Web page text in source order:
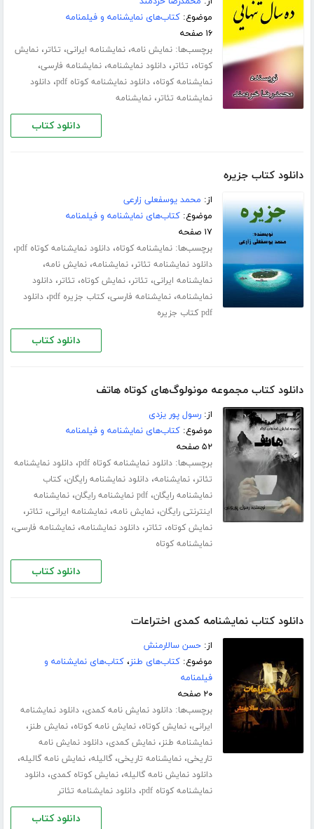
موضوع:کتاب‌های نمایشنامه و فیلمنامه
۱۶ صفحه
برچسب‌ها:نمایش نامه،نمایشنامه ایرانی، تئاتر،نمایش
کوتاه، تئاتر،دانلود نمایشنامه،نمایشنامه فارسی،
نمایشنامه کوتاه،دانلود نمایشنامه کوتاه pdf ،دانلود
نمایشنامه تئاتر،نمایشنامه
دانلود کتاب
دانلود کتاب جزیره
از: محمد یوسفعلی زارعی
موضوع:کتاب‌های نمایشنامه و فیلمنامه
۱۷ صفحه
برچسب‌ها:نمایشنامه کوتاه،دانلود نمایشنامه کوتاه pdf ،
دانلود نمایشنامه تئاتر،نمایشنامه،نمایش نامه،
نمایشنامه ایرانی، تئاتر،نمایش کوتاه، تئاتر،دانلود
نمایشنامه،نمایشنامه فارسی،کتاب جزیره pdf ،دانلود
pdf کتاب جزیره
دانلود کتاب
دانلود کتاب مجموعه مونولوگ‌های کوتاه هاتف
از:رسول پور یزدی
موضوع:کتاب‌های نمایشنامه و فیلمنامه
۵۲ صفحه
برچسب‌ها:دانلود نمایشنامه کوتاه pdf ،دانلود نمایشنامه
تئاتر،نمایشنامه،دانلود نمایشنامه رایگان،کتاب
نمایشنامه رایگان،pdf نمایشنامه رایگان ،نمایشنامه
اینترنتی رایگان،نمایش نامه،نمایشنامه ایرانی، تئاتر،
نمایش کوتاه، تئاتر،دانلود نمایشنامه،نمایشنامه فارسی،
نمایشنامه کوتاه
دانلود کتاب
دانلود کتاب نمایشنامه کمدی اختراعات
از:حسن سالارمنش
موضوع:کتاب‌های طنز،کتاب‌های نمایشنامه و
فیلمنامه
۲۰ صفحه
برچسب‌ها:دانلود نمایش نامه کمدی،دانلود نمایشنامه
ایرانی،نمایش کوتاه،نمایش نامه کوتاه،نمایش طنز،
نمایشنامه طنز،نمایش کمدی،دانلود نمایش نامه
تاریخی،نمایشنامه تاریخی،گالیله،نمایش نامه گالیله،
دانلود نمایش نامه گالیله،نمایش کوتاه کمدی،دانلود
نمایشنامه کوتاه pdf
،دانلود نمایشنامه تئاتر
دانلود کتاب